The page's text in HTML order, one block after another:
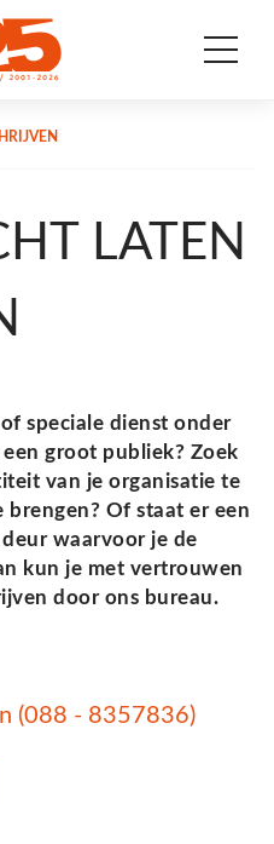
LATEN
speciale dienst onder
groot publiek? Zoek
van je organisatie te
Of staat er een
waarvoor je de
kun je met vertrouwen
door ons bureau.
(088 - 8357836)